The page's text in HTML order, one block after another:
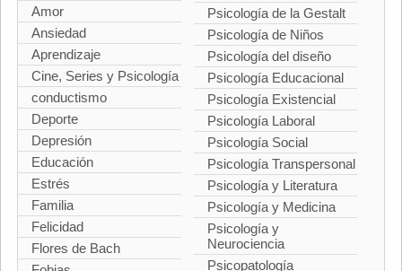
Amor
Ansiedad
Aprendizaje
Cine, Series y Psicología
conductismo
Deporte
Depresión
Educación
Estrés
Familia
Felicidad
Flores de Bach
Psicología de la Gestalt
Psicología de Niños
Psicología del diseño
Psicología Educacional
Psicología Existencial
Psicología Laboral
Psicología Social
Psicología Transpersonal
Psicología y Literatura
Psicología y Medicina
Psicología y
Neurociencia
Psicopatología